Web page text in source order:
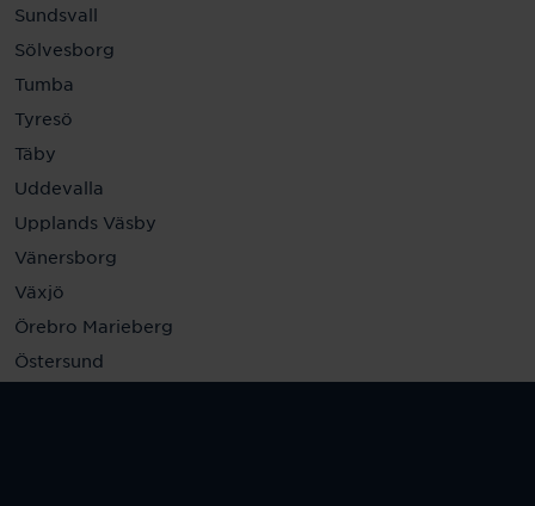
Sundsvall
Sölvesborg
Tumba
Tyresö
Täby
Uddevalla
Upplands Väsby
Vänersborg
Växjö
Örebro Marieberg
Östersund